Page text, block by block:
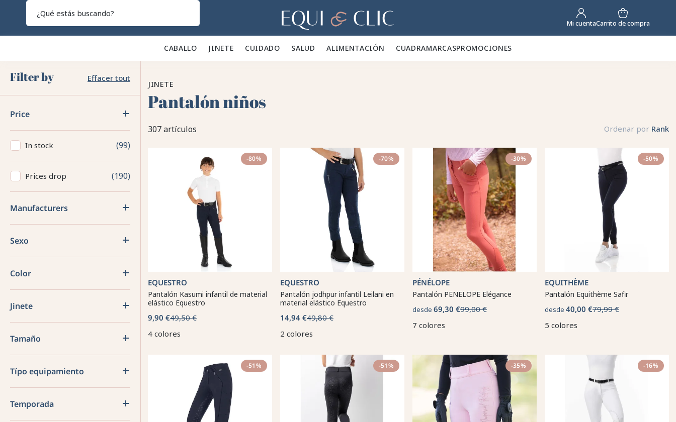
Hogar Mi cuentaCarrito de compra
CABALLO 🐎 JINETE 👕 CUIDADO 🪮 SALUD ✨ALIMENTACIÓN 🥕 CUADRAMARCASPROMOCIONES
Filter by Effacer tout
Price
In stock 99
Prices drop 190
Manufacturers
Sexo
Color
Jinete
Tamaño
Típo equipamiento
Temporada
JINETE
Pantalón niños
307 artículos Ordenar por Rank
-80%
EQUESTRO
Pantalón Kasumi infantil de material
elástico Equestro
9,90 €49,50 €
4 colores
-70%
EQUESTRO
Pantalón jodhpur infantil Leilani en
material elástico Equestro
14,94 €49,80 €
2 colores
-30%
PÉNÉLOPE
Pantalón PENELOPE Elégance
desde 69,30 €99,00 €
7 colores
-50%
EQUITHÈME
Pantalón Equithème Safir
desde 40,00 €79,99 €
5 colores
-51% -51% -35% -16%